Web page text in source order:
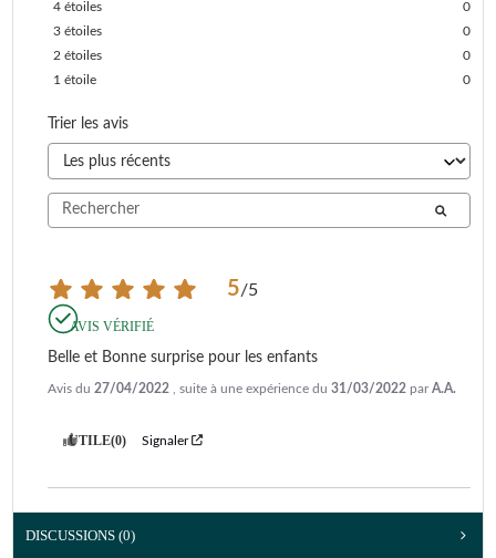
4 étoiles
0
3 étoiles
0
2 étoiles
0
1 étoile 0
Trier les avis
5/5
AVIS VÉRIFIÉ
Belle et Bonne surprise pour les enfants
Avis du 27/04/2022 , suite à une expérience du 31/03/2022 parA.A.
UTILE(0) Signaler
DISCUSSIONS (0)